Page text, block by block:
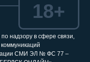
надзору в сфере связи,
СМИ ЭЛ № ФС 77 –
18+